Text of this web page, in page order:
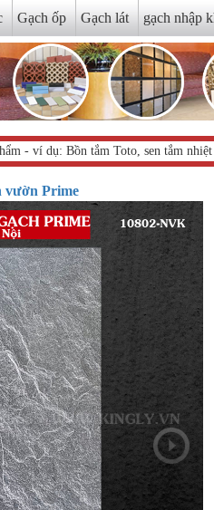
Gạch ốp Gạch lát gạch nhập
vườn Prime